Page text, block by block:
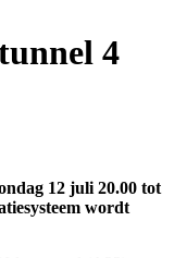
4
12 juli 20.00 tot
wordt